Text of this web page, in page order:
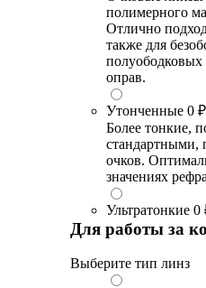
полимерного
Отлично
также для
оправ.
Утонченные 0 ₽
Более тонкие,
стандартными,
очков.
значениях
Ультратонкие 0
Для работы за
Выберите тип линз